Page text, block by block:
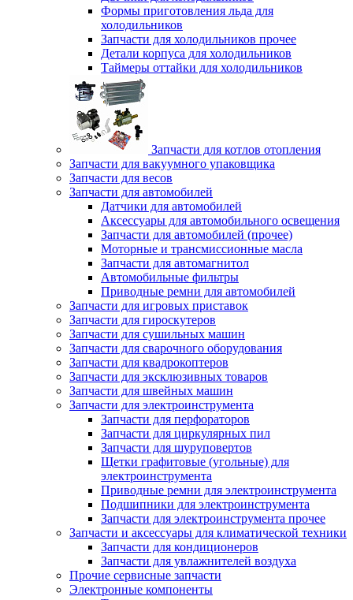
Формы приготовления льда для
холодильников
Запчасти для холодильников прочее
Детали корпуса для холодильников
Таймеры оттайки для холодильников
Запчасти для котлов отопления
Запчасти для вакуумного упаковщика
Запчасти для весов
Запчасти для автомобилей
Датчики для автомобилей
Аксессуары для автомобильного освещения
Запчасти для автомобилей (прочее)
Моторные и трансмиссионные масла
Запчасти для автомагнитол
Автомобильные фильтры
Приводные ремни для автомобилей
Запчасти для игровых приставок
Запчасти для гироскутеров
Запчасти для сушильных машин
Запчасти для сварочного оборудования
Запчасти для квадрокоптеров
Запчасти для эксклюзивных товаров
Запчасти для швейных машин
Запчасти для электроинструмента
Запчасти для перфораторов
Запчасти для циркулярных пил
Запчасти для шуруповертов
Щетки графитовые (угольные) для
электроинструмента
Приводные ремни для электроинструмента
Подшипники для электроинструмента
Запчасти для электроинструмента прочее
Запчасти и аксессуары для климатической техники
Запчасти для кондиционеров
Запчасти для увлажнителей воздуха
Прочие сервисные запчасти
Электронные компоненты